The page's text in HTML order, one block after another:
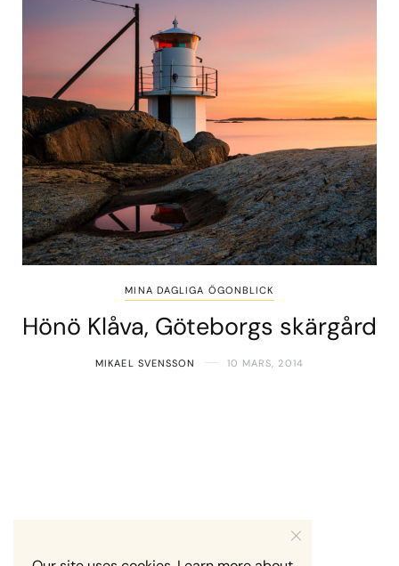
MINA DAGLIGA ÖGONBLICK
Hönö Klåva, Göteborgs skärgård
MIKAEL SVENSSON 10 MARS, 2014